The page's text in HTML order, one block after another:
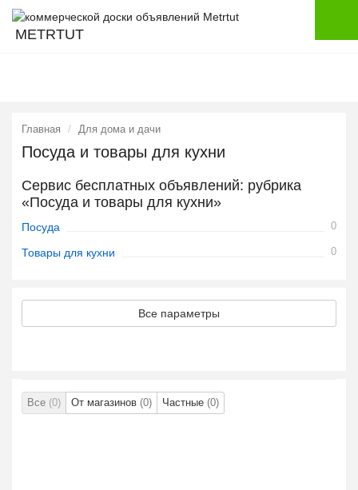
METRTUT
Главная Для дома и дачи
Посуда и товары для кухни
Сервис бесплатных объявлений: рубрика
«Посуда и товары для кухни»
Посуда 0
Товары для кухни 0
Все параметры
Все (0) От магазинов (0) Частные (0)